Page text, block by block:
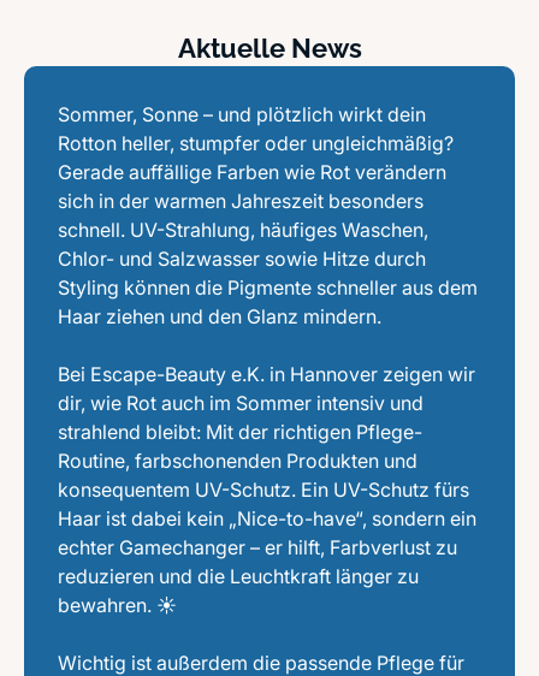
Aktuelle News
Sommer, Sonne – und plötzlich wirkt dein
Rotton heller, stumpfer oder ungleichmäßig?
Gerade auffällige Farben wie Rot verändern
sich in der warmen Jahreszeit besonders
schnell. UV-Strahlung, häufiges Waschen,
Chlor- und Salzwasser sowie Hitze durch
Styling können die Pigmente schneller aus dem
Haar ziehen und den Glanz mindern.
Bei Escape-Beauty e.K. in Hannover zeigen wir
dir, wie Rot auch im Sommer intensiv und
strahlend bleibt: Mit der richtigen Pflege-
Routine, farbschonenden Produkten und
konsequentem UV-Schutz. Ein UV-Schutz fürs
Haar ist dabei kein „Nice-to-have“, sondern ein
echter Gamechanger – er hilft, Farbverlust zu
reduzieren und die Leuchtkraft länger zu
bewahren. ☀️
Wichtig ist außerdem die passende Pflege für